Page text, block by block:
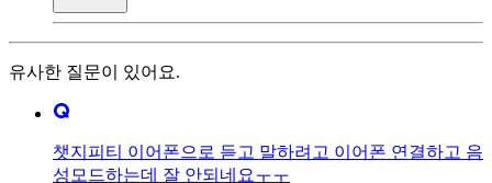
유사한 질문이 있어요.
챗지피티 이어폰으로 듣고 말하려고 이어폰 연결하고 음
성모드하는데 잘 안되네요ㅜㅜ